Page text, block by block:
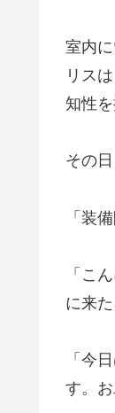
室内
リス
知性
その
「装
「こ
に来
「今
す。